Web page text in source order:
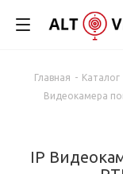
Главная - Каталог
Видеокамера
IP